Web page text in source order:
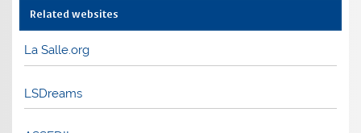
Related websites
La Salle.org
LSDreams